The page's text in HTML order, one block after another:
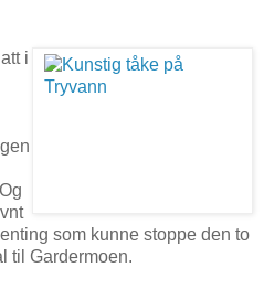
i
som kunne stoppe den to
til Gardermoen.